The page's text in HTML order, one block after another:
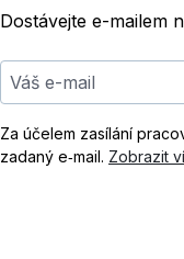
Dostávejte e-mailem
Váš e-mail
Za účelem zasílání
zadaný e‑mail. Zobrazit